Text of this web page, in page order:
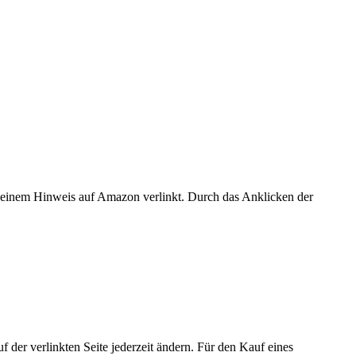
Hinweis auf Amazon verlinkt. Durch das Anklicken der
der verlinkten Seite jederzeit ändern. Für den Kauf eines